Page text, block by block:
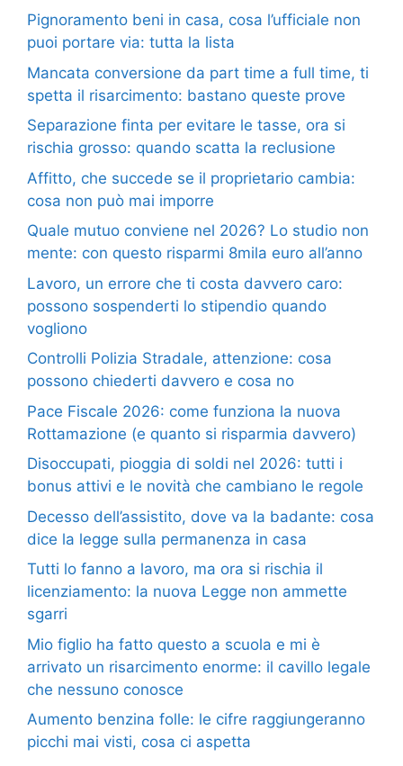
Pignoramento beni in casa, cosa l’ufficiale non
puoi portare via: tutta la lista
Mancata conversione da part time a full time, ti
spetta il risarcimento: bastano queste prove
Separazione finta per evitare le tasse, ora si
rischia grosso: quando scatta la reclusione
Affitto, che succede se il proprietario cambia:
cosa non può mai imporre
Quale mutuo conviene nel 2026? Lo studio non
mente: con questo risparmi 8mila euro all’anno
Lavoro, un errore che ti costa davvero caro:
possono sospenderti lo stipendio quando
vogliono
Controlli Polizia Stradale, attenzione: cosa
possono chiederti davvero e cosa no
Pace Fiscale 2026: come funziona la nuova
Rottamazione (e quanto si risparmia davvero)
Disoccupati, pioggia di soldi nel 2026: tutti i
bonus attivi e le novità che cambiano le regole
Decesso dell’assistito, dove va la badante: cosa
dice la legge sulla permanenza in casa
Tutti lo fanno a lavoro, ma ora si rischia il
licenziamento: la nuova Legge non ammette
sgarri
Mio figlio ha fatto questo a scuola e mi è
arrivato un risarcimento enorme: il cavillo legale
che nessuno conosce
Aumento benzina folle: le cifre raggiungeranno
picchi mai visti, cosa ci aspetta